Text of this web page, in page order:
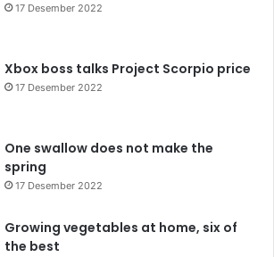
17 Desember 2022
Xbox boss talks Project Scorpio price
17 Desember 2022
One swallow does not make the
spring
17 Desember 2022
Growing vegetables at home, six of
the best